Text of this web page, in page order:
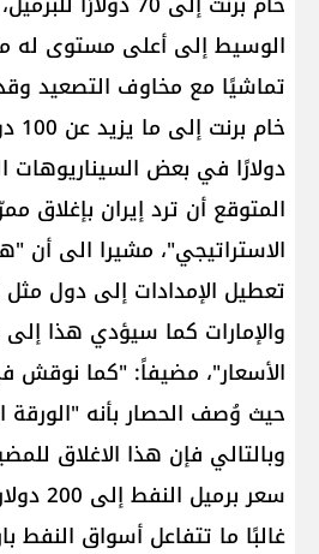
تماشيًا مع مخاوف التصعيد
دولارًا في بعض
المتوقع أن ترد إيران بإغلاق
الاستراتيجي"، مشيرا الى أن
تعطيل الإمدادات إلى دول
والإمارات كما سيؤدي هذا إلى
الأسعار"، مضيفاً: "كما نوقش
حيث وُصف الحصار بأنه "الورقة
وبالتالي فإن هذا الاغلاق
سعر برميل النفط إلى 200 دولار".
غالبًا ما تتفاعل أسواق النفط